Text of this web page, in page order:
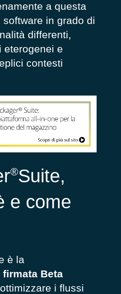
a questa
in grado di
differenti,
eterogenei e
contesti
®Suite,
e come
è la
firmata Beta
i flussi